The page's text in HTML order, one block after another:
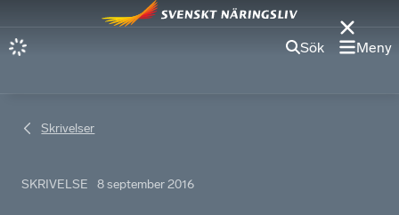
Sök Meny
Skrivelser
SKRIVELSE 8 september 2016